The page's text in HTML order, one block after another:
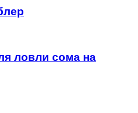
ловли сома на